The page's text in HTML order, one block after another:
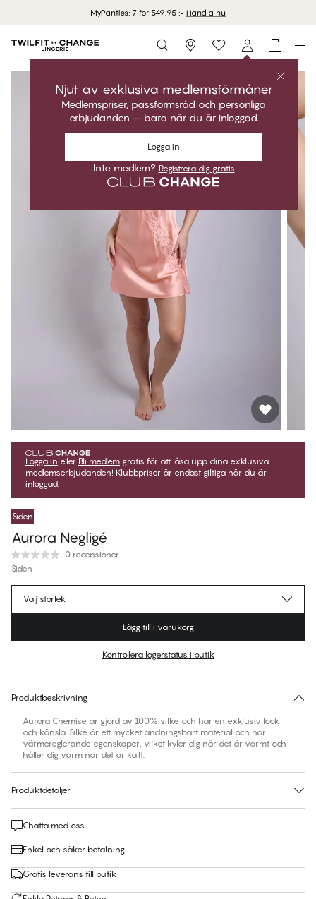
MyPanties: 7 for 549,95 :- Handla nu
Storefinder
Njut av exklusiva medlemsförmåner
Medlemspriser, passformsråd och personliga
erbjudanden – bara när du är inloggad.
Logga in
Inte medlem? Registrera dig gratis
Logga in eller Bli medlem gratis för att låsa upp dina exklusiva
medlemserbjudanden! Klubbpriser är endast giltiga när du är
inloggad.
Siden
Aurora Negligé
0 recensioner
Siden
1 199,95 krOrdinarie pris
Ingen storlek föreslås för den här produkten
Välj storlek
Lägg till i varukorg
Kontrollera lagerstatus i butik
Produktbeskrivning
Aurora Chemise är gjord av 100% silke och har en exklusiv look
och känsla. Silke är ett mycket andningsbart material och har
värmereglerande egenskaper, vilket kyler dig när det är varmt och
håller dig varm när det är kallt.
Produktdetaljer
Chatta med oss
Enkel och säker betalning
Gratis leverans till butik